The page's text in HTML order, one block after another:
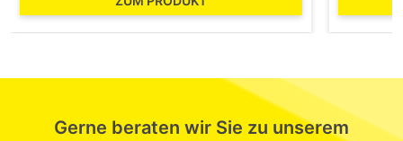
Gerne beraten wir Sie zu unserem